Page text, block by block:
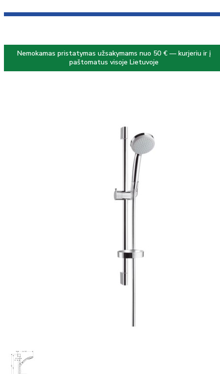
Nemokamas pristatymas užsakymams nuo 50 € — kurjeriu ir į
paštomatus visoje Lietuvoje